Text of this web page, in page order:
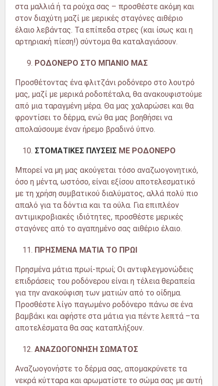
στα μαλλιά ή τα ρούχα σας – προσθέστε ακόμη και
στον διαχύτη μαζί με μερικές σταγόνες αιθέριο
έλαιο λεβάντας. Τα επίπεδα στρες (και ίσως και η
αρτηριακή πίεση!) σύντομα θα καταλαγιάσουν.
ΡΟΔΟΝΕΡΟ ΣΤΟ ΜΠΑΝΙΟ ΜΑΣ
Προσθέτοντας ένα φλιτζάνι ροδόνερο στο λουτρό
μας, μαζί με μερικά ροδοπέταλα, θα ανακουφιστούμε
από μια ταραγμένη μέρα. Θα μας χαλαρώσει και θα
φροντίσει το δέρμα, ενώ θα μας βοηθήσει να
απολαύσουμε έναν ήρεμο βραδινό ύπνο.
ΣΤΟΜΑΤΙΚΕΣ ΠΛΥΣΕΙΣ ΜΕ ΡΟΔΟΝΕΡΟ
Μπορεί να μη μας ακούγεται τόσο αναζωογονητικό,
όσο η μέντα, ωστόσο, είναι εξίσου αποτελεσματικό
με τη χρήση συμβατικού διαλύματος, αλλά πολύ πιο
απαλό για τα δόντια και τα ούλα. Για επιπλέον
αντιμικροβιακές ιδιότητες, προσθέστε μερικές
σταγόνες από το αγαπημένο σας αιθέριο έλαιο.
ΠΡΗΣΜΕΝΑ ΜΑΤΙΑ ΤΟ ΠΡΩΙ
Πρησμένα μάτια πρωί-πρωί; Οι αντιφλεγμονώδεις
επιδράσεις του ροδόνερου είναι η τέλεια θεραπεία
για την ανακούφιση των ματιών από το οίδημα.
Προσθέστε λίγο παγωμένο ροδόνερο πάνω σε ένα
βαμβάκι και αφήστε στα μάτια για πέντε λεπτά –τα
αποτελέσματα θα σας καταπλήξουν.
ΑΝΑΖΩΟΓΟΝΗΣΗ ΣΩΜΑΤΟΣ
Αναζωογονήστε το δέρμα σας, απομακρύνετε τα
νεκρά κύτταρα και αρωματίστε το σώμα σας με αυτή